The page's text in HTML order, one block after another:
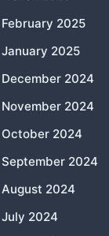
February 2025
January 2025
December 2024
November 2024
October 2024
September 2024
August 2024
July 2024